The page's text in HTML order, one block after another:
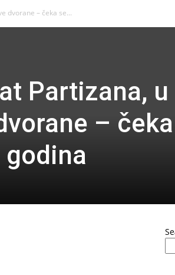
dvorane – čeka se...
Partizana, u
–